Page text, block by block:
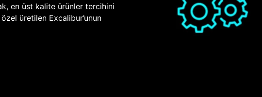
en üst kalite ürünler tercihini
üretilen Excalibur’unun